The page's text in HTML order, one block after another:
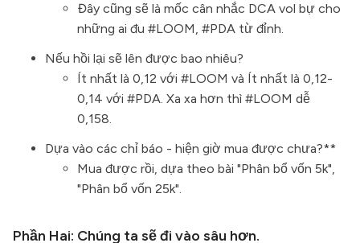
Đây cũng sẽ là mốc cân nhắc DCA vol bự cho
những ai đu #LOOM, #PDA từ đỉnh.
Nếu hồi lại sẽ lên được bao nhiêu?
Ít nhất là 0,12 với #LOOM và Ít nhất là 0,12-
0,14 với #PDA. Xa xa hơn thì #LOOM dễ
0,158.
Dựa vào các chỉ báo - hiện giờ mua được chưa?**
Mua được rồi, dựa theo bài "Phân bổ vốn 5k",
"Phân bổ vốn 25k".
Phần Hai: Chúng ta sẽ đi vào sâu hơn.